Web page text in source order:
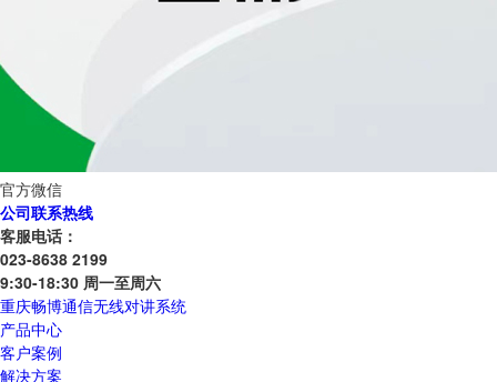
官方微信
公司联系热线
客服电话：
023-8638 2199
9:30-18:30 周一至周六
重庆畅博通信无线对讲系统
产品中心
客户案例
解决方案